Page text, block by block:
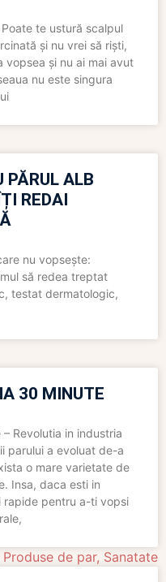
te ustură scalpul
și nu vrei să riști,
vopsea și nu ai mai avut
nu este singura
PĂRUL ALB
REDAI
nu vopsește:
să redea treptat
testat dermatologic,
30 MINUTE
Revolutia in industria
parului a evoluat de-a
o mare varietate de
Insa, daca esti in
rapide pentru a-ti vopsi
Produse de par, Sanatate